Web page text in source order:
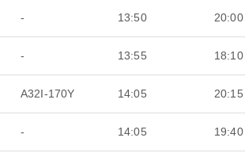
- 13:50 20:00
- 13:55 18:10
A32I-170Y 14:05 20:15
- 14:05 19:40